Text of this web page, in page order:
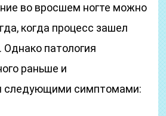
во вросшем ногте можно
когда процесс зашел
патология
раньше и
следующими симптомами: